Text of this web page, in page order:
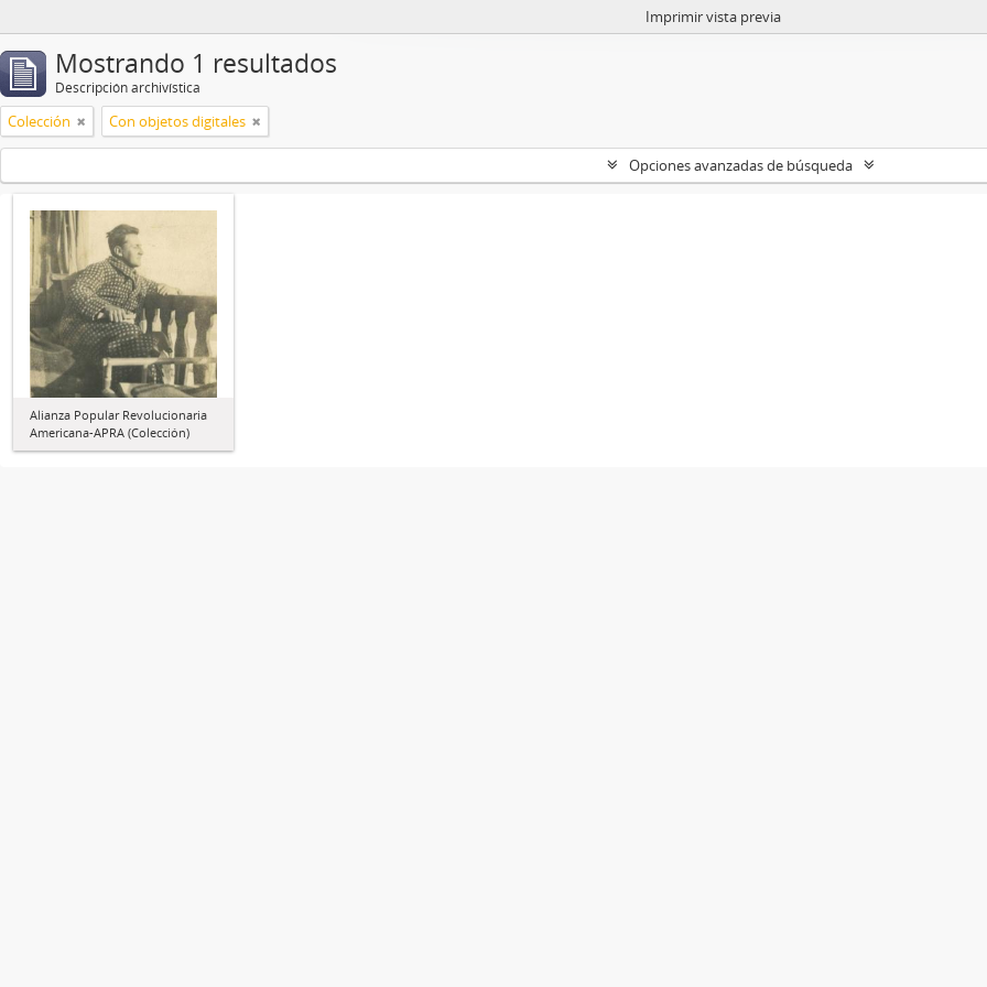
Imprimir vista previa
Mostrando 1 resultados
Descripción archivística
Colección Con objetos digitales
Opciones avanzadas de búsqueda
Alianza Popular Revolucionaria
Americana-APRA (Colección)